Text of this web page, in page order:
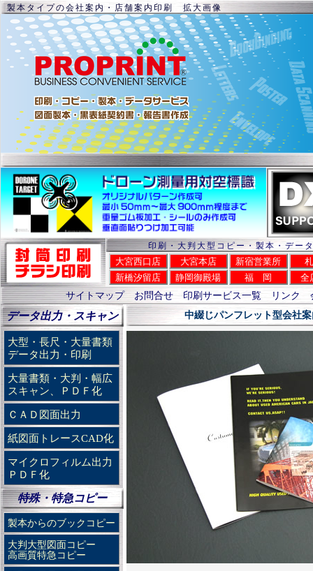
製本タイプの会社案内・店舗案内印刷 拡大画像
印刷・大判大型コピー・製本・デー
大宮西口店 大宮本店 新宿営業所
新橋汐留店
静岡御殿場 福 岡
全
サイトマップ
お問合せ 印刷サービス一覧 リンク
データ出力・スキャン
大型・長尺・大量書類
データ出力・印刷
大量書類・大判・幅広
スキャン、ＰＤＦ化
ＣＡＤ図面出力
紙図面トレースCAD化
マイクロフィルム出力
ＰＤＦ化
特殊・特急コピー
製本からのブックコピー
大判大型図面コピー
高画質特急コピー
中綴じパンフレット型会社